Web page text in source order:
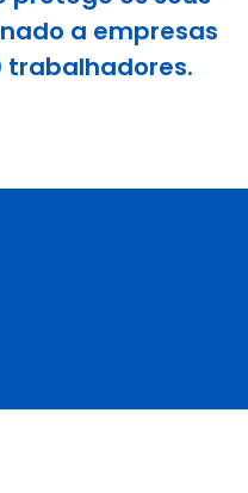
a empresas
trabalhadores.